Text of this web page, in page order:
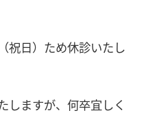
祝日）ため休診いたし
しますが、何卒宜しく